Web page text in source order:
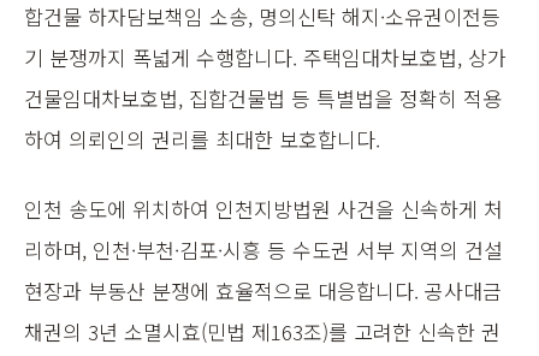
합건물 하자담보책임 소송, 명의신탁 해지·소유권이전등
기 분쟁까지 폭넓게 수행합니다. 주택임대차보호법, 상가
건물임대차보호법, 집합건물법 등 특별법을 정확히 적용
하여 의뢰인의 권리를 최대한 보호합니다.
인천 송도에 위치하여 인천지방법원 사건을 신속하게 처
리하며, 인천·부천·김포·시흥 등 수도권 서부 지역의 건설
현장과 부동산 분쟁에 효율적으로 대응합니다. 공사대금
채권의 3년 소멸시효(민법 제163조)를 고려한 신속한 권